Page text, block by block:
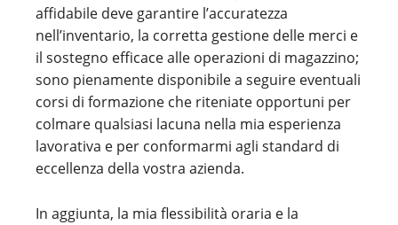
affidabile deve garantire l’accuratezza
nell’inventario, la corretta gestione delle merci e
il sostegno efficace alle operazioni di magazzino;
sono pienamente disponibile a seguire eventuali
corsi di formazione che riteniate opportuni per
colmare qualsiasi lacuna nella mia esperienza
lavorativa e per conformarmi agli standard di
eccellenza della vostra azienda.
In aggiunta, la mia flessibilità oraria e la